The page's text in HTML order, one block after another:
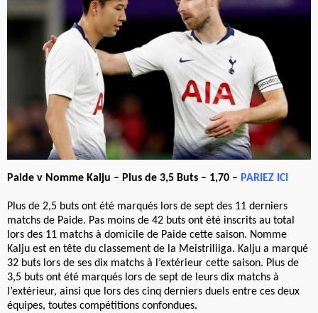
Paide v Nomme Kalju – Plus de 3,5 Buts – 1,70 – PARIEZ ICI
Plus de 2,5 buts ont été marqués lors de sept des 11 derniers
matchs de Paide. Pas moins de 42 buts ont été inscrits au total
lors des 11 matchs à domicile de Paide cette saison. Nomme
Kalju est en tête du classement de la Meistriliiga. Kalju a marqué
32 buts lors de ses dix matchs à l’extérieur cette saison. Plus de
3,5 buts ont été marqués lors de sept de leurs dix matchs à
l’extérieur, ainsi que lors des cinq derniers duels entre ces deux
équipes, toutes compétitions confondues.